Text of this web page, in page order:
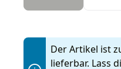
Der Artikel ist
lieferbar. Lass